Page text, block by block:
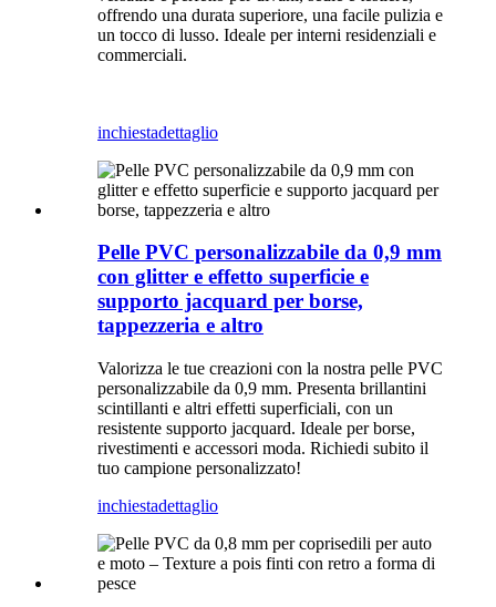
offrendo una durata superiore, una facile pulizia e
un tocco di lusso. Ideale per interni residenziali e
commerciali.
inchiestadettaglio
Pelle PVC personalizzabile da 0,9 mm
con glitter e effetto superficie e
supporto jacquard per borse,
tappezzeria e altro
Valorizza le tue creazioni con la nostra pelle PVC
personalizzabile da 0,9 mm. Presenta brillantini
scintillanti e altri effetti superficiali, con un
resistente supporto jacquard. Ideale per borse,
rivestimenti e accessori moda. Richiedi subito il
tuo campione personalizzato!
inchiestadettaglio